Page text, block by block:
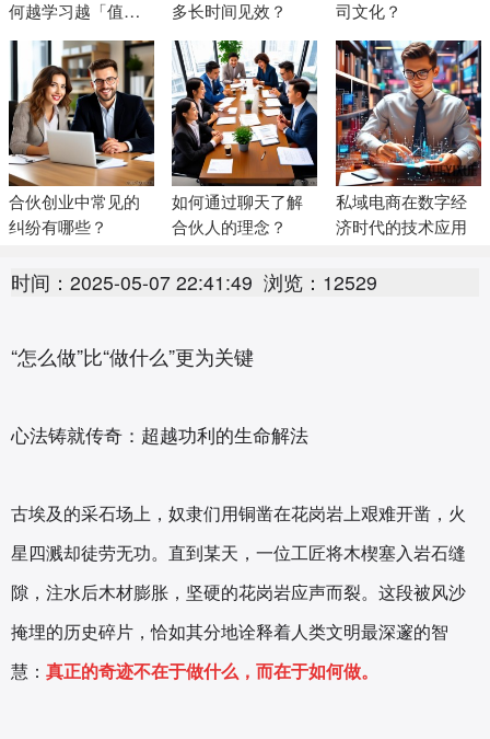
何越学习越「值
钱」？
多长时间见效？
司文化？
合伙创业中常见的
纠纷有哪些？
如何通过聊天了解
合伙人的理念？
私域电商在数字经
济时代的技术应用
时间：2025-05-07 22:41:49 浏览：12529
“怎么做”比“做什么”更为关键
心法铸就传奇：超越功利的生命解法
古埃及的采石场上，奴隶们用铜凿在花岗岩上艰难开凿，火
星四溅却徒劳无功。直到某天，一位工匠将木楔塞入岩石缝
隙，注水后木材膨胀，坚硬的花岗岩应声而裂。这段被风沙
掩埋的历史碎片，恰如其分地诠释着人类文明最深邃的智
慧： 真正的奇迹不在于做什么，而在于如何做。